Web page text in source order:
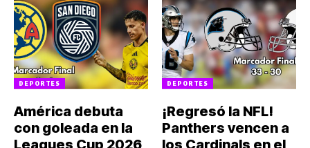
DEPORTES
América debuta
con goleada en la
Leagues Cup 2026
DEPORTES
¡Regresó la NFL!
Panthers vencen a
los Cardinals en el